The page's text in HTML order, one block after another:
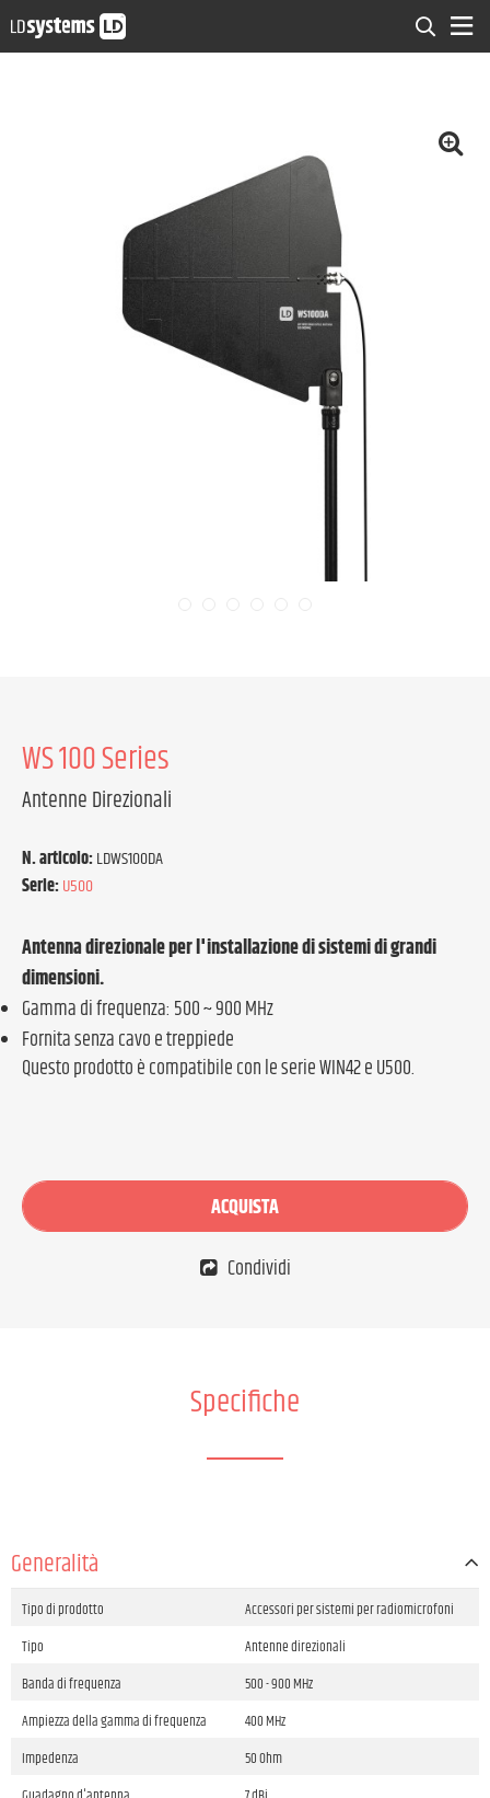
WS 100 Series
Antenne Direzionali
N. articolo:LDWS100DA
Serie:U500
Antenna direzionale per l'installazione di sistemi di grandi
dimensioni.
Gamma di frequenza: 500 ~ 900 MHz
Fornita senza cavo e treppiede
Questo prodotto è compatibile con le serie WIN42 e U500.
ACQUISTA
Condividi
Specifiche
Generalità
Tipo di prodotto
Accessori per sistemi per radiomicrofoni
Tipo
Antenne direzionali
Banda di frequenza
500 - 900 MHz
Ampiezza della gamma di frequenza
400 MHz
Impedenza
50 Ohm